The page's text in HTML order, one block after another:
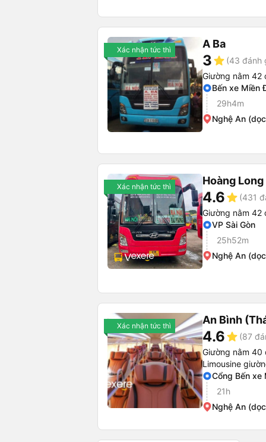
Xác nhận tức thì A Ba
3star (43 đánh
Giường nằm 42
Bến xe Miền
29h4m
Nghệ An
Xác nhận tức thì Hoàng
4.6star (431
Giường nằm 42
VP Sài Gòn
25h52m
Nghệ An
Xác nhận tức thì An Bình
4.6star (87
Giường nằm 40
Limousine
Cổng Bến xe
21h
Nghệ An